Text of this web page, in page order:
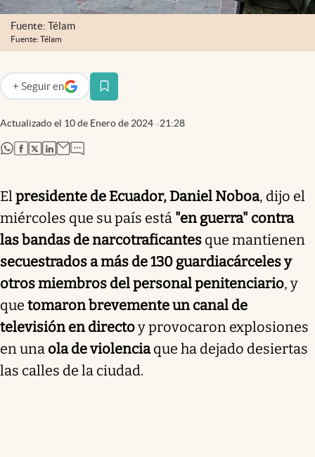
Fuente: Télam
Fuente: Télam
Actualizado el 10 de Enero de 2024 21:28
+ Seguir en
abre en nueva pestaña
abre en nueva pestaña
abre en nueva pestaña
abre en nueva pestaña
abre en nueva pestaña
Elpresidente de Ecuador, Daniel Noboa, dijo el
miércoles que su país está "en guerra" contra
las bandas de narcotraficantes que mantienen
secuestrados a más de 130 guardiacárceles y
otros miembros del personal penitenciario, y
que tomaron brevemente un canal de
televisión en directoy provocaron explosiones
en una ola de violenciaque ha dejado desiertas
las calles de la ciudad.